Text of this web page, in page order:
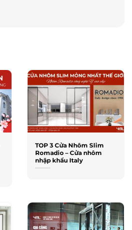
TOP 3 Cửa Nhôm Slim
Romadio – Cửa nhôm
nhập khẩu Italy